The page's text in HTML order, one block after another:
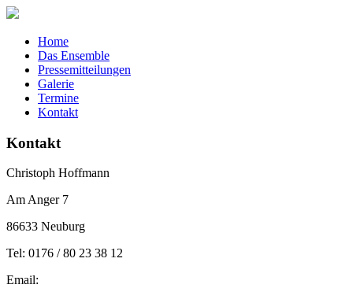
Home
Das Ensemble
Pressemitteilungen
Galerie
Termine
Kontakt
Kontakt
Christoph Hoffmann
Am Anger 7
86633 Neuburg
Tel: 0176 / 80 23 38 12
Email: